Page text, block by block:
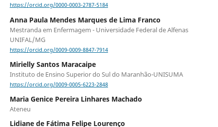
https://orcid.org/0000-0003-2787-5184
Anna Paula Mendes Marques de Lima Franco
Mestranda em Enfermagem - Universidade Federal de Alfenas
UNIFAL/MG
https://orcid.org/0009-0009-8847-7914
Mirielly Santos Maracaipe
Instituto de Ensino Superior do Sul do Maranhão-UNISUMA
https://orcid.org/0009-0005-6223-2848
Maria Genice Pereira Linhares Machado
Ateneu
Lidiane de Fátima Felipe Lourenço